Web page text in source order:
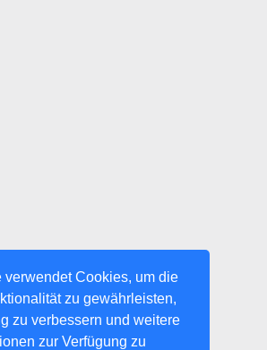
verwendet Cookies, um die
zu gewährleisten,
zu verbessern und weitere
zur Verfügung zu